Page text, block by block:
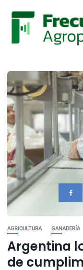
AGRICULTURA GANADERÍA
Argentina
de